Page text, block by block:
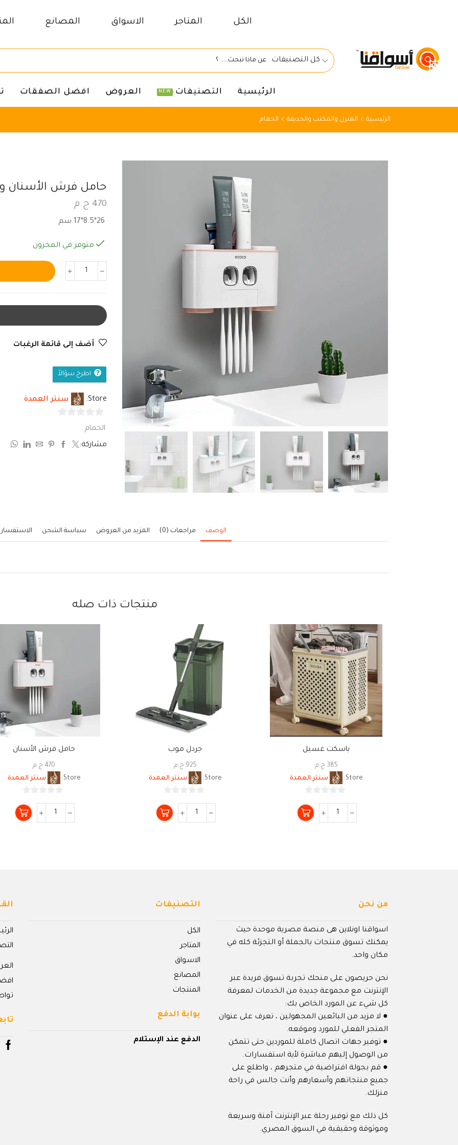
الكل المتاجر الاسواق المصانع
كل التصنيفات
الرئيسية التصنيفات NEW العروض افضل الصفقات
الرئيسية المنزل والمكتب والحديقة الحمام
حامل فرش الأسنان
470 ج.م
متوفر في المخزون
أضف إلى قائمة الرغبات
اطرح سؤالاً
Store: سنتر العمدة
الحمام
مشاركة:
الوصف مراجعات (0) المزيد من العروض سياسة الشحن
منتجات ذات صله
باسكت غسيل
385 ج.م
Store:
سنتر العمدة
من
5
جردل موب
925 ج.م
Store:
سنتر العمدة
من
5
حامل فرش الأسنان
470 ج.م
Store:
سنتر العمدة
من
5
من نحن
اسواقنا اونلاين هى منصة مصرية موحدة حيث
يمكنك تسوق منتجات بالجملة أو التجزئة كله في
مكان واحد.
نحن حريصون على منحك تجربة تسوق فريدة عبر
الإنترنت مع مجموعة جديدة من الخدمات لمعرفة
كل شيء عن المورد الخاص بك:
● لا مزيد من البائعين المجهولين ، تعرف على عنوان
المتجر الفعلي للمورد وموقعه.
● توفير جهات اتصال كاملة للموردين حتى تتمكن
من الوصول إليهم مباشرة لأية استفسارات.
● قم بجولة افتراضية في متجرهم ، واطلع على
جميع منتجاتهم وأسعارهم وأنت جالس في راحة
منزلك.
كل ذلك مع توفير رحلة عبر الإنترنت آمنة وسريعة
وموثوقة وحقيقية في السوق المصري.
التصنيفات
الكل
المتاجر
الاسواق
المصانع
المنتجات
بوابة الدفع
الدفع عند الإستلام